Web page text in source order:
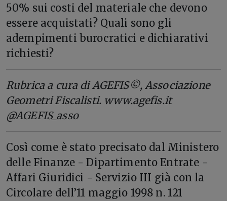
50% sui costi del materiale che devono
essere acquistati? Quali sono gli
adempimenti burocratici e dichiarativi
richiesti?
Rubrica a cura di AGEFIS©, Associazione
Geometri Fiscalisti. www.agefis.it
@AGEFIS_asso
Così come è stato precisato dal Ministero
delle Finanze - Dipartimento Entrate -
Affari Giuridici - Servizio III già con la
Circolare dell’11 maggio 1998 n. 121